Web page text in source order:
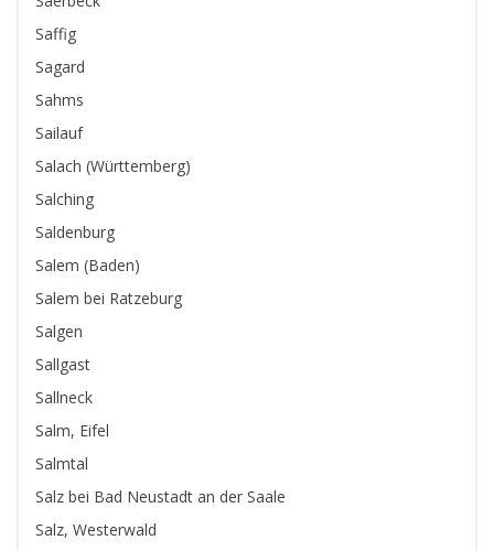
Saffig
Sagard
Sahms
Sailauf
Salach (Württemberg)
Salching
Saldenburg
Salem (Baden)
Salem bei Ratzeburg
Salgen
Sallgast
Sallneck
Salm, Eifel
Salmtal
Salz bei Bad Neustadt an der Saale
Salz, Westerwald